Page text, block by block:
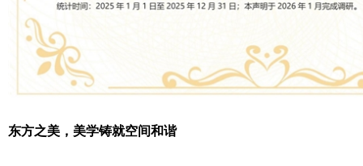
东方之美，美学铸就空间和谐